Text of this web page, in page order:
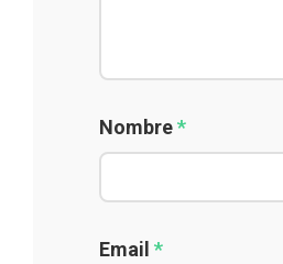
Nombre*
Email *